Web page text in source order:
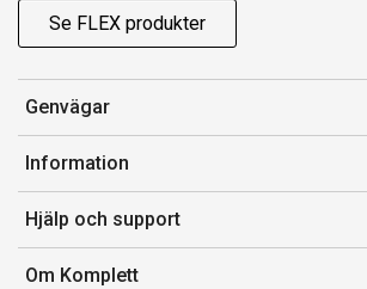
Se FLEX produkter
Genvägar
Konto
Orderhistorik
Presentkort
Komplett Club
Information
Försäljningsvillkor
Medlemsvillkor for Komplett Club
Hjälp och support
Kontakta oss
Om Komplett